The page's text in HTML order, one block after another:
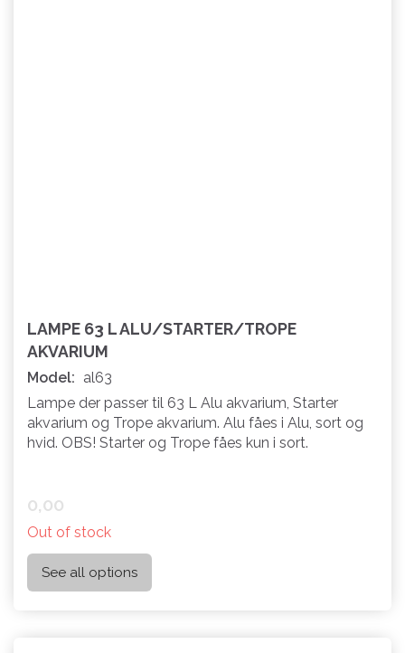
LAMPE 63 L ALU/STARTER/TROPE
AKVARIUM
Model: al63
Lampe der passer til 63 L Alu akvarium, Starter
akvarium og Trope akvarium. Alu fåes i Alu, sort og
hvid. OBS! Starter og Trope fåes kun i sort.
0,00
Out of stock
See all options